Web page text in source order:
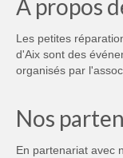
A propos
Les petites
d'Aix sont des
organisés par
Nos
En partenariat avec